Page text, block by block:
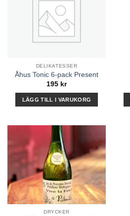
DELIKATESSER
Åhus Tonic 6-pack Present
195 kr
LÄGG TILL I VARUKORG
DRYCKER